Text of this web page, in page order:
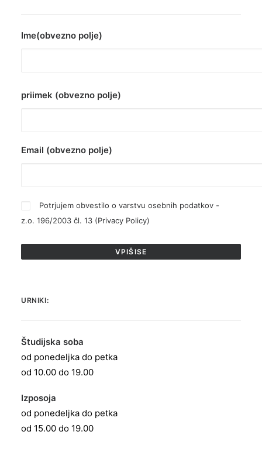
Ime(obvezno polje)
priimek (obvezno polje)
Email (obvezno polje)
Potrjujem obvestilo o varstvu osebnih podatkov -
z.o. 196/2003 čl. 13 (Privacy Policy)
URNIKI:
Študijska soba
od ponedeljka do petka
od 10.00 do 19.00
Izposoja
od ponedeljka do petka
od 15.00 do 19.00